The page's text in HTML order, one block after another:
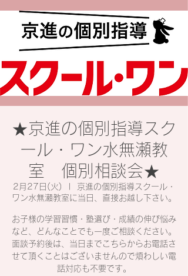
★京進の個別指導スク
ール・ワン水無瀬教
室 個別相談会★
2月27日(火)
京進の個別指導スクール・
ワン水無瀬教室に当日、直接お越し下さい。
お子様の学習習慣・塾選び・成績の伸び悩み
など、どんなことでも一度ご相談ください。
面談予約後は、当日までこちらからお電話さ
せて頂くことはございませんので煩わしい電
話対応も不要です。